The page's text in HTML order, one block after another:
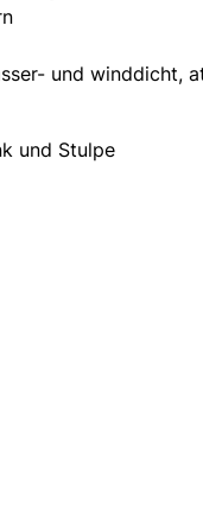
und winddicht,
und Stulpe